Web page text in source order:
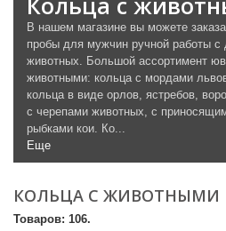
В нашем магазине вы можете
пробы для мужчин ручной работы с
животных. Большой ассортимент
животными: кольца с мордами
кольца в виде орлов, ястребов,
с черепами животных, с
рыбками кои. Ко...
Еще
КОЛЬЦА С ЖИВОТНЫМИ
Товаров: 106.